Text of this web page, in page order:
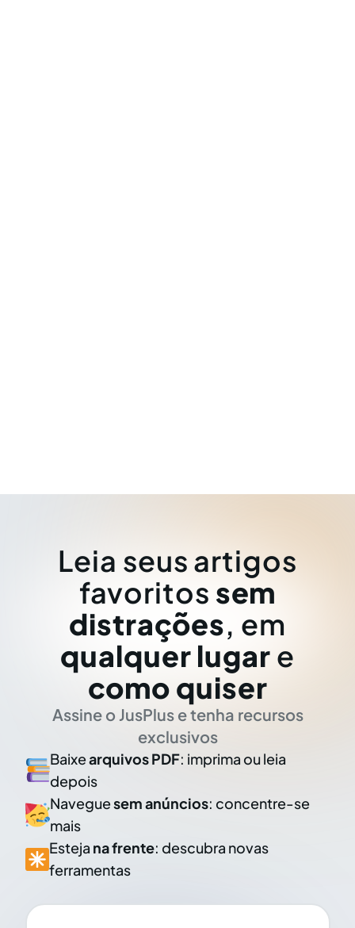
Leia seus artigos
favoritos sem
distrações, em
qualquer lugar e
como quiser
Assine o JusPlus e tenha recursos
exclusivos
Baixearquivos PDF: imprima ou leia
depois
Naveguesem anúncios: concentre-se
mais
Esteja na frente: descubra novas
ferramentas